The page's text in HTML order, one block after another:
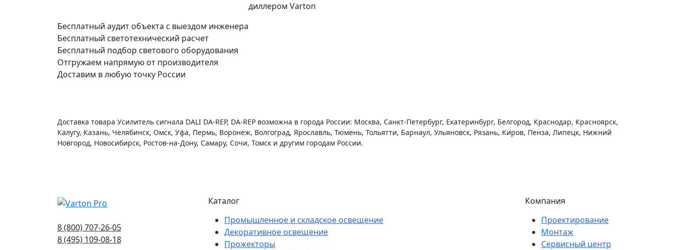
диллером Varton
Бесплатный аудит объекта с выездом инженера
Бесплатный светотехнический расчет
Бесплатный подбор светового оборудования
Отгружаем напрямую от производителя
Доставим в любую точку России
Доставка товара Усилитель сигнала DALI DA-REP, DA-REP возможна в города России: Москва, Санкт-Петербург, Екатеринбург, Белгород, Краснодар, Красноярск,
Калугу, Казань, Челябинск, Омск, Уфа, Пермь, Воронеж, Волгоград, Ярославль, Тюмень, Тольятти, Барнаул, Ульяновск, Рязань, Киров, Пенза, Липецк, Нижний
Новгород, Новосибирск, Ростов-на-Дону, Самару, Сочи, Томск и другим городам России.
8 (800) 707-26-05
8 (495) 109-08-18
Каталог
Промышленное и складское освещение
Декоративное освещение
Прожекторы
Компания
Проектирование
Монтаж
Сервисный центр